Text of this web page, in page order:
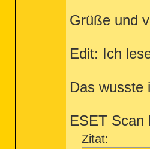
Grüße und
Edit: Ich
Das wusste
ESET Scan
Zitat: